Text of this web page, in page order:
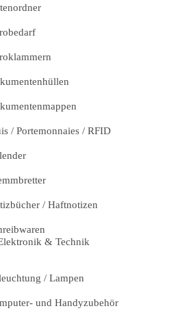
/ Portemonnaies / RFID
/ Haftnotizen
& Technik
/ Lampen
und Handyzubehör